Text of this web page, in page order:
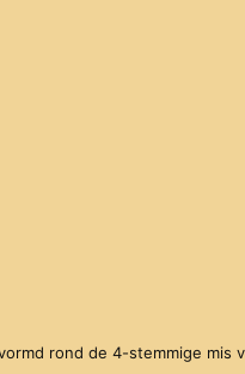
rond de 4-stemmige